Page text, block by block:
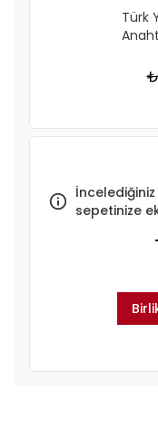
Türk
sepetinize